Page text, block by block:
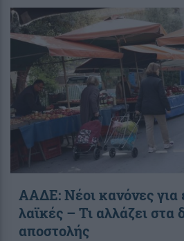
ΑΑΔΕ: Νέοι κανόνες για
λαϊκές – Τι αλλάζει στα
αποστολής